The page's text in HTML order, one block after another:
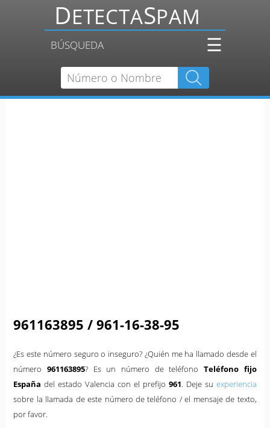
BÚSQUEDA ☰
961163895 / 961-16-38-95
¿Es este número seguro o inseguro? ¿Quién me ha llamado desde el
número961163895? Es un número de teléfono Teléfono fijo
España del estado Valencia con el prefijo 961. Deje su experiencia
sobre la llamada de este número de teléfono / el mensaje de texto,
por favor.